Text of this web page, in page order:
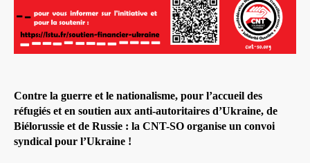
Contre la guerre et le nationalisme, pour l’accueil des
réfugiés et en soutien aux anti-autoritaires d’Ukraine, de
Biélorussie et de Russie : la CNT-SO organise un convoi
syndical pour l’Ukraine !